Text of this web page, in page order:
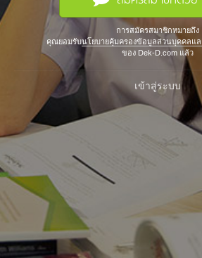
การสมัครสมาชิกหมายถึง
คุณยอมรับนโยบายคุ้มครองข้อมูลส่วนบุคคลแล
ของ Dek-D.com แล้ว
เข้าสู่ระบบ